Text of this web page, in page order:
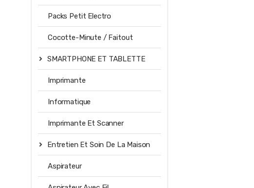
Packs Petit Electro
Cocotte-Minute / Faitout
SMARTPHONE ET TABLETTE
Imprimante
Informatique
Imprimante Et Scanner
Entretien Et Soin De La Maison
Aspirateur